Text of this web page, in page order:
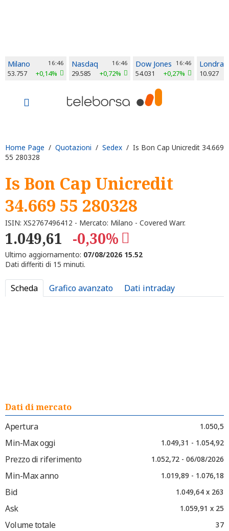
Milano 16:46
53.757 +0,14%
Nasdaq 16:46
29.585 +0,72%
Dow Jones 16:46
54.031 +0,27%
Londra
10.927
Home Page / Quotazioni / Sedex / Is Bon Cap Unicredit 34.669
55 280328
Is Bon Cap Unicredit
34.669 55 280328
ISIN: XS2767496412 - Mercato: Milano - Covered Warr.
1.049,61 -0,30%
Ultimo aggiornamento: 07/08/2026 15.52
Dati differiti di 15 minuti.
Scheda Grafico avanzato Dati intraday
Dati di mercato
Apertura
1.050,5
Min-Max oggi 1.049,31 - 1.054,92
Prezzo di riferimento 1.052,72 - 06/08/2026
Min-Max anno 1.019,89 - 1.076,18
Bid 1.049,64 x 263
Ask 1.059,91 x 25
Volume totale 37